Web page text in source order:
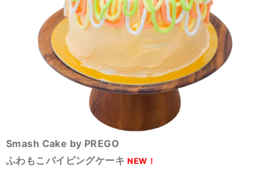
Smash Cake by PREGO
ふわもこパイピングケーキ NEW！